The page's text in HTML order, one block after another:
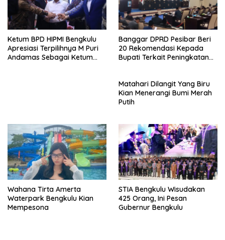
Ketum BPD HIPMI Bengkulu
Apresiasi Terpilihnya M Puri
Andamas Sebagai Ketum
Banggar DPRD Pesibar Beri
20 Rekomendasi Kepada
Bupati Terkait Peningkatan
Matahari Dilangit Yang Biru
Kian Menerangi Bumi Merah
Putih
Wahana Tirta Amerta
Waterpark Bengkulu Kian
Mempesona
STIA Bengkulu Wisudakan
425 Orang, Ini Pesan
Gubernur Bengkulu